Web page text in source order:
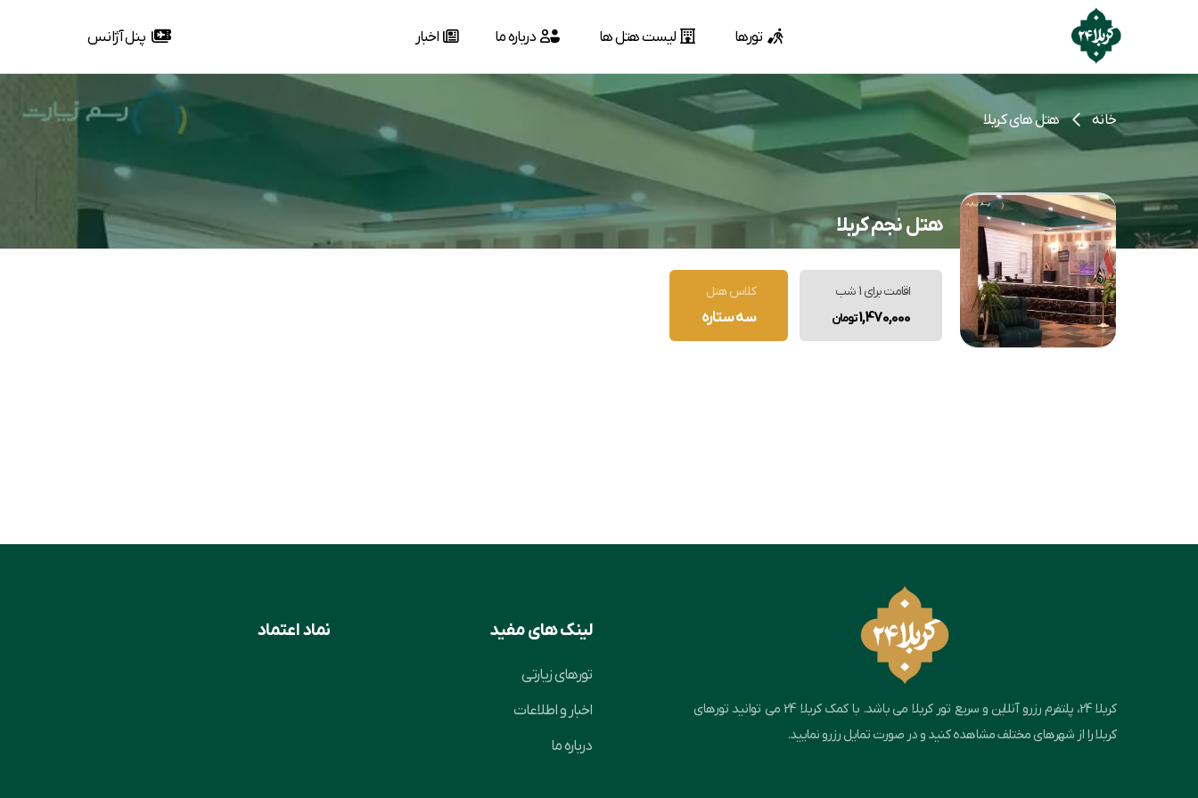
تورها لیست هتل ها درباره ما اخبار پنل آژانس
خانه هتل های کربلا
هتل نجم کربلا
اقامت برای 1 شب
1,470,000تومان
کلاس هتل
سه ستاره
کربلا 24، پلتفرم رزرو آنلاین و سریع تور کربلا می باشد. با کمک کربلا 24 می توانید تورهای
کربلا را از شهرهای مختلف مشاهده کنید و در صورت تمایل رزرو نمایید.
لینک های مفید
تورهای زیارتی
اخبار و اطلاعات
درباره ما
نماد اعتماد